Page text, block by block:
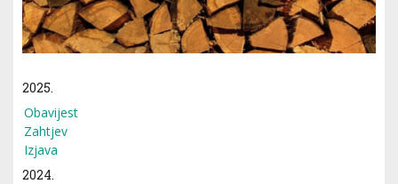
2025.
Obavijest
Zahtjev
Izjava
2024.